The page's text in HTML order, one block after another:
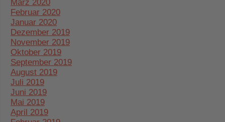
März 2020
Februar 2020
Januar 2020
Dezember 2019
November 2019
Oktober 2019
September 2019
August 2019
Juli 2019
Juni 2019
Mai 2019
April 2019